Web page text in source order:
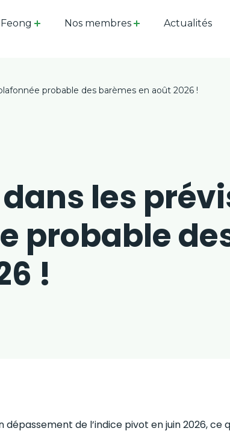
Feong Nos membres Actualités
probable des barèmes en août 2026 !
les
probable
!
dépassement de l’indice pivot en juin 2026, ce